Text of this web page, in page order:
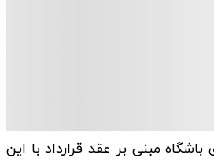
مبنی بر عقد قرارداد با این